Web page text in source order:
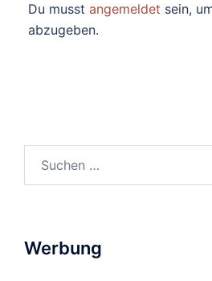
Du musst angemeldet sein,
abzugeben.
Werbung